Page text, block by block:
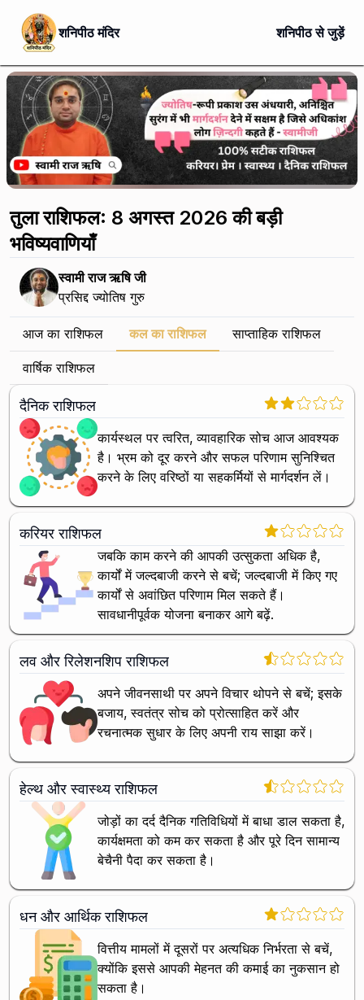
शनिपीठ मंदिर शनिपीठ से जुड़ें
तुला राशिफल: 8 अगस्त 2026 की बड़ी
भविष्यवाणियाँ
स्वामी राज ऋषि जी
प्रसिद्द ज्योतिष गुरु
आज का राशिफल कल का राशिफल साप्ताहिक राशिफल
वार्षिक राशिफल
दैनिक राशिफल
कार्यस्थल पर त्वरित, व्यावहारिक सोच आज आवश्यक
है। भ्रम को दूर करने और सफल परिणाम सुनिश्चित
करने के लिए वरिष्ठों या सहकर्मियों से मार्गदर्शन लें।
करियर राशिफल
जबकि काम करने की आपकी उत्सुकता अधिक है,
कार्यों में जल्दबाजी करने से बचें; जल्दबाजी में किए गए
कार्यों से अवांछित परिणाम मिल सकते हैं।
सावधानीपूर्वक योजना बनाकर आगे बढ़ें.
लव और रिलेशनशिप राशिफल
अपने जीवनसाथी पर अपने विचार थोपने से बचें; इसके
बजाय, स्वतंत्र सोच को प्रोत्साहित करें और
रचनात्मक सुधार के लिए अपनी राय साझा करें।
हेल्थ और स्वास्थ्य राशिफल
जोड़ों का दर्द दैनिक गतिविधियों में बाधा डाल सकता है,
कार्यक्षमता को कम कर सकता है और पूरे दिन सामान्य
बेचैनी पैदा कर सकता है।
धन और आर्थिक राशिफल
वित्तीय मामलों में दूसरों पर अत्यधिक निर्भरता से बचें,
क्योंकि इससे आपकी मेहनत की कमाई का नुकसान हो
सकता है।